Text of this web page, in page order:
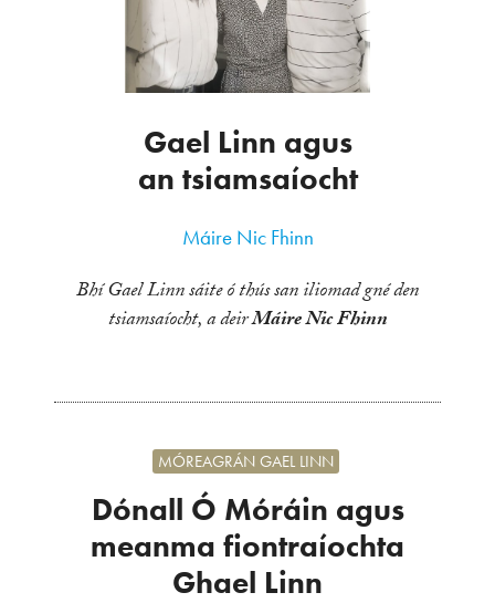
Gael Linn agus
an tsiamsaíocht
Máire Nic Fhinn
Bhí Gael Linn sáite ó thús san iliomad gné den
tsiamsaíocht, a deirMáire Nic Fhinn
Dónall Ó Móráin agus
meanma fiontraíochta
Ghael Linn
MÓREAGRÁN GAEL LINN